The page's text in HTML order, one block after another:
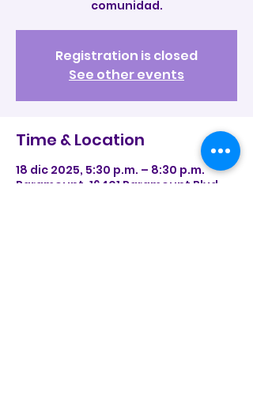
comunidad.
Registration is closed
See other events
Time & Location
18 dic 2025, 5:30 p.m. – 8:30 p.m.
Paramount, 16401 Paramount Blvd,